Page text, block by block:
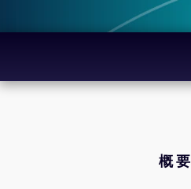
企業様向けFlexible Access
その他のお問い合わせ
概要